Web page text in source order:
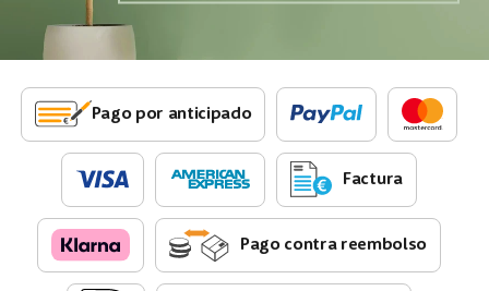
Pago por anticipado
Factura
Pago contra reembolso